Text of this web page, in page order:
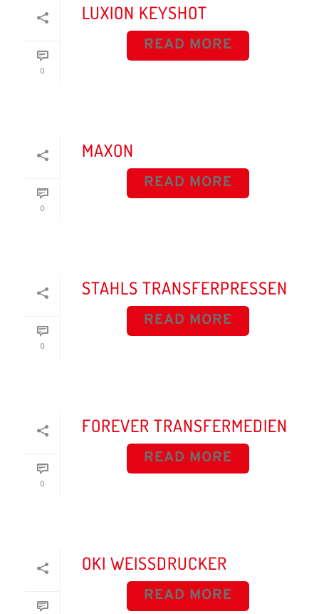
0
LUXION KEYSHOT
READ MORE
0
MAXON
READ MORE
0
STAHLS TRANSFERPRESSEN
READ MORE
0
FOREVER TRANSFERMEDIEN
READ MORE
OKI WEISSDRUCKER
READ MORE